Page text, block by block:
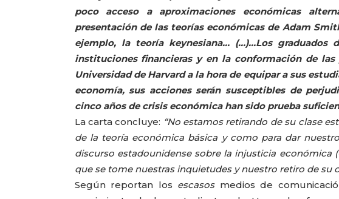
poco acceso a aproximaciones económicas
presentación de las teorías económicas de Adam
ejemplo, la teoría keynesiana… (…)…Los
instituciones financieras y en la conformación de
Universidad de Harvard a la hora de equipar a sus
economía, sus acciones serán susceptibles de
cinco años de crisis económica han sido prueba
La carta concluye: “No estamos retirando de su clase
de la teoría económica básica y como para dar
discurso estadounidense sobre la injusticia económica
que se tome nuestras inquietudes y nuestro retiro de su
Según reportan los escasosmedios de